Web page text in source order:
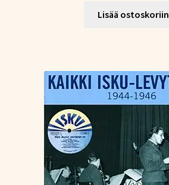
Lisää ostoskoriin